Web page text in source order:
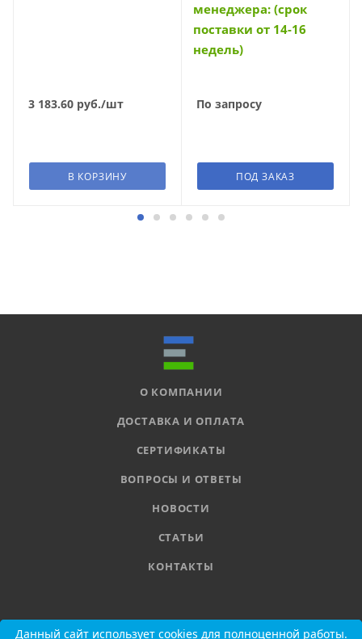
3 183.60 руб./шт
В КОРЗИНУ
менеджера: (срок
поставки от 14-16
недель)
По запросу
ПОД ЗАКАЗ
О КОМПАНИИ
ДОСТАВКА И ОПЛАТА
СЕРТИФИКАТЫ
ВОПРОСЫ И ОТВЕТЫ
НОВОСТИ
СТАТЬИ
КОНТАКТЫ
8 800 555-11-78
Данный сайт использует cookies для полноценной работы.
Данный сайт использует cookies для полноценной работы.